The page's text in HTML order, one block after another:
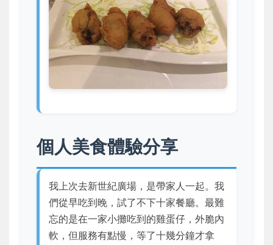
個人美食體驗分享
我上次去新世紀廣場，是帶家人一起。我
們從早吃到晚，試了不下十家餐廳。最難
忘的是在一家小攤吃到的雞蛋仔，外脆內
軟，但服務有點慢，等了十幾分鐘才拿